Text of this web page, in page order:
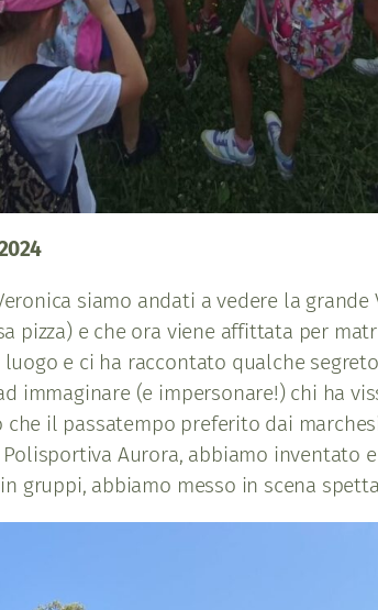
siamo andati a vedere la
pizza) e che ora viene affittata per
e ci ha raccontato qualche
immaginare (e impersonare!) chi ha
il passatempo preferito dai
Aurora, abbiamo inventato
gruppi, abbiamo messo in scena